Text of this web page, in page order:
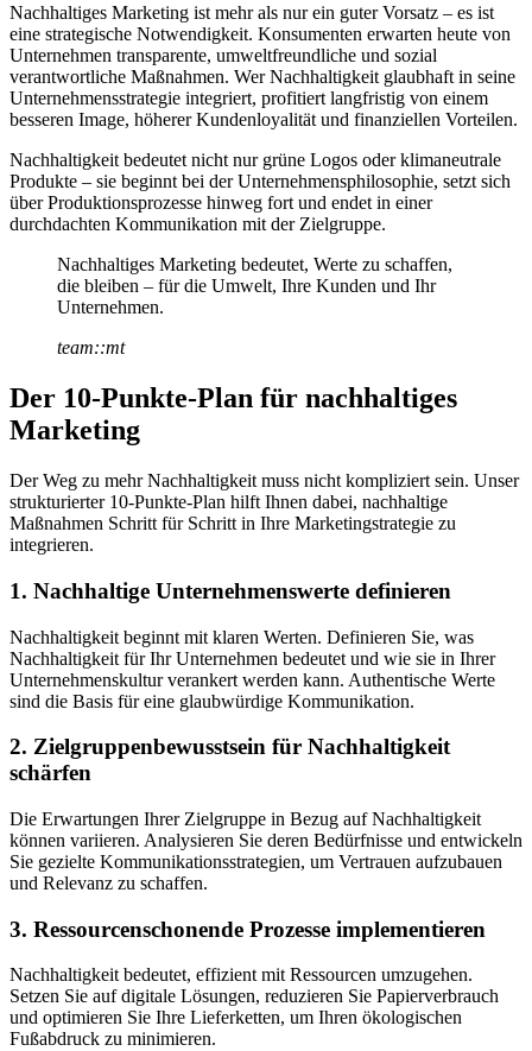
Nachhaltiges Marketing ist mehr als nur ein guter Vorsatz – es ist
eine strategische Notwendigkeit. Konsumenten erwarten heute von
Unternehmen transparente, umweltfreundliche und sozial
verantwortliche Maßnahmen. Wer Nachhaltigkeit glaubhaft in seine
Unternehmensstrategie integriert, profitiert langfristig von einem
besseren Image, höherer Kundenloyalität und finanziellen Vorteilen.
Nachhaltigkeit bedeutet nicht nur grüne Logos oder klimaneutrale
Produkte – sie beginnt bei der Unternehmensphilosophie, setzt sich
über Produktionsprozesse hinweg fort und endet in einer
durchdachten Kommunikation mit der Zielgruppe.
Nachhaltiges Marketing bedeutet, Werte zu schaffen,
die bleiben – für die Umwelt, Ihre Kunden und Ihr
Unternehmen.
team::mt
Der 10-Punkte-Plan für nachhaltiges
Marketing
Der Weg zu mehr Nachhaltigkeit muss nicht kompliziert sein. Unser
strukturierter 10-Punkte-Plan hilft Ihnen dabei, nachhaltige
Maßnahmen Schritt für Schritt in Ihre Marketingstrategie zu
integrieren.
1. Nachhaltige Unternehmenswerte definieren
Nachhaltigkeit beginnt mit klaren Werten. Definieren Sie, was
Nachhaltigkeit für Ihr Unternehmen bedeutet und wie sie in Ihrer
Unternehmenskultur verankert werden kann. Authentische Werte
sind die Basis für eine glaubwürdige Kommunikation.
2. Zielgruppenbewusstsein für Nachhaltigkeit
schärfen
Die Erwartungen Ihrer Zielgruppe in Bezug auf Nachhaltigkeit
können variieren. Analysieren Sie deren Bedürfnisse und entwickeln
Sie gezielte Kommunikationsstrategien, um Vertrauen aufzubauen
und Relevanz zu schaffen.
3. Ressourcenschonende Prozesse implementieren
Nachhaltigkeit bedeutet, effizient mit Ressourcen umzugehen.
Setzen Sie auf digitale Lösungen, reduzieren Sie Papierverbrauch
und optimieren Sie Ihre Lieferketten, um Ihren ökologischen
Fußabdruck zu minimieren.